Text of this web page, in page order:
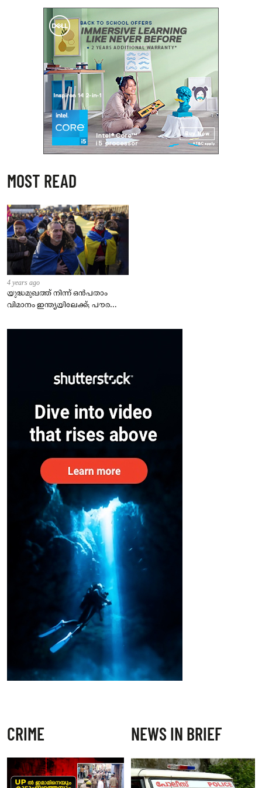
MOST READ
4 years ago
യുദ്ധമുഖത്ത് നിന്ന് ഒൻപതാം
വിമാനം ഇന്ത്യയിലേക്ക്; പൗരന്മാർ
– കേന്ദ്രം
CRIME NEWS IN BRIEF